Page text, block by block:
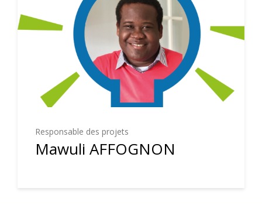
Responsable des projets
Mawuli AFFOGNON